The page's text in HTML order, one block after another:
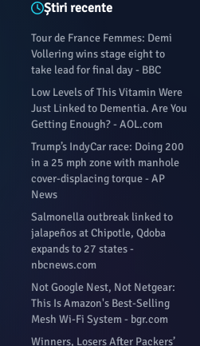
Știri recente
Tour de France Femmes: Demi
Vollering wins stage eight to
take lead for final day - BBC
Low Levels of This Vitamin Were
Just Linked to Dementia. Are You
Getting Enough? - AOL.com
Trump’s IndyCar race: Doing 200
in a 25 mph zone with manhole
cover-displacing torque - AP
News
Salmonella outbreak linked to
jalapeños at Chipotle, Qdoba
expands to 27 states -
nbcnews.com
Not Google Nest, Not Netgear:
This Is Amazon's Best-Selling
Mesh Wi-Fi System - bgr.com
Winners, Losers After Packers’